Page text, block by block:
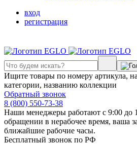
вход
регистрация
Ищите товары по номеру артикула,
категории, названию коллекции
Обратный звонок
8 (800) 550-73-38
Наши менеджеры работают с 9:00 до
обращении в нерабочее время, ваша
ближайшие рабочие часы.
Бесплатный звонок по РФ